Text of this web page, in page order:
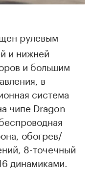
рулевым
и нижней
и большим
в
система
чипе Dragon
обогрев/
8-точечный
динамиками.